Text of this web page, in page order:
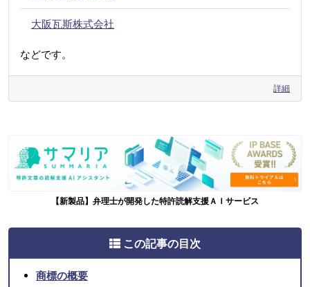
大阪瓦斯株式会社
などです。
詳細
【新製品】弁理士が開発した特許読解支援ＡＩサービス
この記事の目次
商標の概要